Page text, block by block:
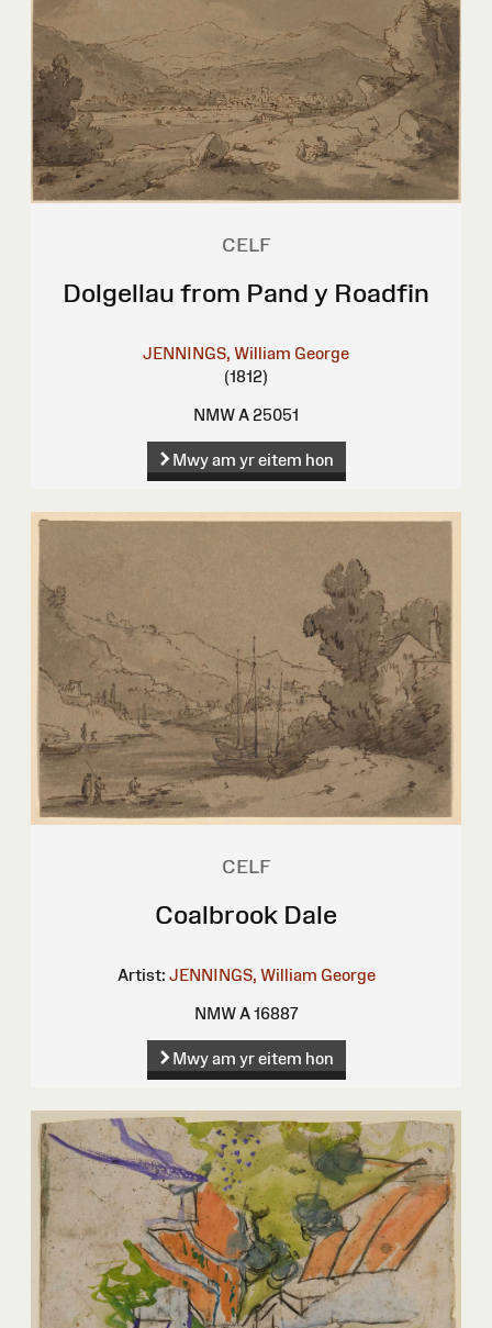
CELF
Dolgellau from Pand y Roadfin
JENNINGS, William George
(1812)
NMW A 25051
Mwy am yr eitem hon
CELF
Coalbrook Dale
Artist: JENNINGS, William George
NMW A 16887
Mwy am yr eitem hon